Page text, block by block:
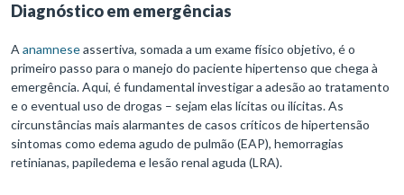
Diagnóstico em emergências
A anamneseassertiva, somada a um exame físico objetivo, é o
primeiro passo para o manejo do paciente hipertenso que chega à
emergência. Aqui, é fundamental investigar a adesão ao tratamento
e o eventual uso de drogas – sejam elas lícitas ou ilícitas. As
circunstâncias mais alarmantes de casos críticos de hipertensão
sintomas como edema agudo de pulmão (EAP), hemorragias
retinianas, papiledema e lesão renal aguda (LRA).